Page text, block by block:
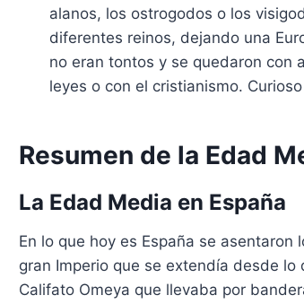
alanos, los ostrogodos o los
diferentes reinos, dejando una
no eran tontos y se quedaron con
leyes o con el cristianismo. Curioso
Resumen de la Edad
La Edad Media en España
En lo que hoy es España se
gran Imperio que se extendía desde lo
Califato Omeya que llevaba por